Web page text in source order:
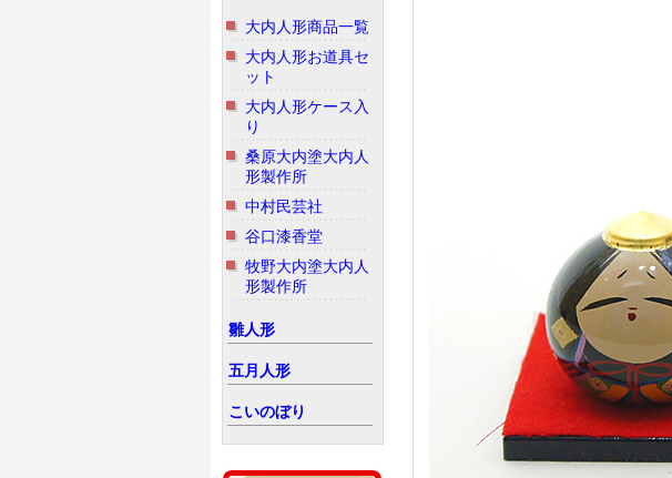
大内人形商品一覧
大内人形お道具セ
ット
大内人形ケース入
り
桑原大内塗大内人
形製作所
中村民芸社
谷口漆香堂
牧野大内塗大内人
形製作所
雛人形
五月人形
こいのぼり